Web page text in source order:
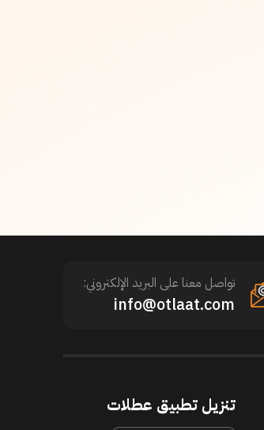
تواصل معنا على البريد الإلكتروني:
info@otlaat.com
تنزيل تطبيق عطلات